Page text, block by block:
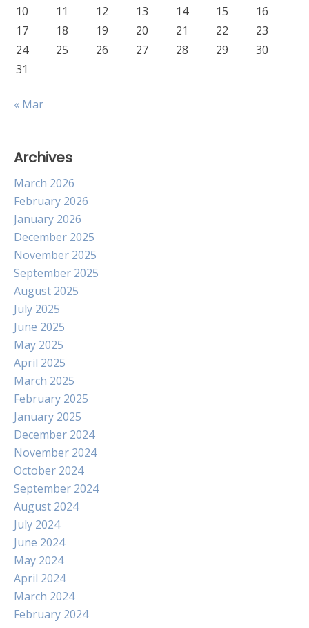
10
11 12 13 14 15
16
17
18 19 20 21 22
23
24
25 26 27 28 29
30
31
« Mar
Archives
March 2026
February 2026
January 2026
December 2025
November 2025
September 2025
August 2025
July 2025
June 2025
May 2025
April 2025
March 2025
February 2025
January 2025
December 2024
November 2024
October 2024
September 2024
August 2024
July 2024
June 2024
May 2024
April 2024
March 2024
February 2024